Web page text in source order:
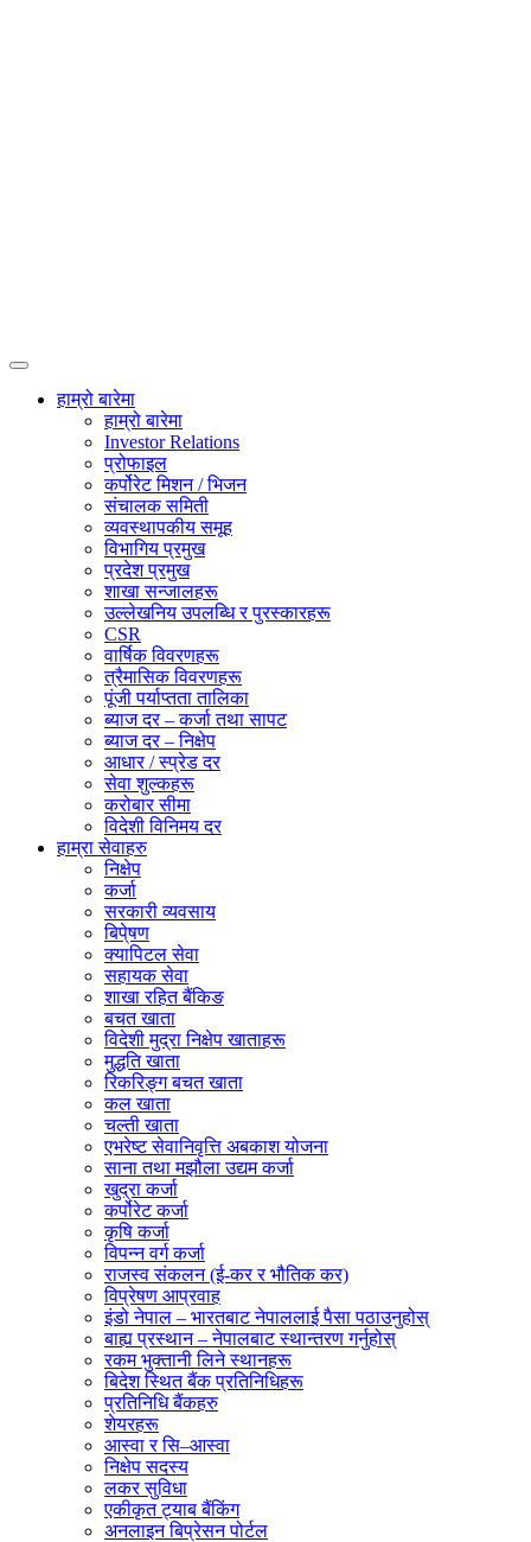
हाम्रो बारेमा
हाम्रो बारेमा
Investor Relations
प्रोफाइल
कर्पोरेट मिशन / भिजन
संचालक समिती
व्यवस्थापकीय समूह
विभागिय प्रमुख
प्रदेश प्रमुख
शाखा सन्जालहरू
उल्लेखनिय उपलब्धि र पुरस्कारहरू
CSR
वार्षिक विवरणहरू
त्रैमासिक विवरणहरू
पूंजी पर्याप्तता तालिका
ब्याज दर – कर्जा तथा सापट
ब्याज दर – निक्षेप
आधार / स्प्रेड दर
सेवा शुल्कहरू
करोबार सीमा
विदेशी विनिमय दर
हाम्रा सेवाहरु
निक्षेप
कर्जा
सरकारी व्यवसाय
बिपे्षण
क्यापिटल सेवा
सहायक सेवा
शाखा रहित बैंकिङ
बचत खाता
विदेशी मुद्रा निक्षेप खाताहरू
मुद्धति खाता
रिकरिङ्ग बचत खाता
कल खाता
चल्ती खाता
एभरेष्ट सेवानिवृत्ति अबकाश योजना
साना तथा मझौला उद्यम कर्जा
खुद्रा कर्जा
कर्पोरेट कर्जा
कृषि कर्जा
विपन्न वर्ग कर्जा
राजस्व संकलन (ई-कर र भौतिक कर)
विप्रेषण आप्रवाह
इंडो नेपाल – भारतबाट नेपाललाई पैसा पठाउनुहोस्
बाह्य प्रस्थान – नेपालबाट स्थान्तरण गर्नुहोस्
रकम भुक्तानी लिने स्थानहरू
बिदेश स्थित बैंक प्रतिनिधिहरू
प्रतिनिधि बैंकहरु
शेयरहरू
आस्वा र सि–आस्वा
निक्षेप सदस्य
लकर सुविधा
एकीकृत ट्याब बैंकिंग
अनलाइन बिप्रेसन पोर्टल